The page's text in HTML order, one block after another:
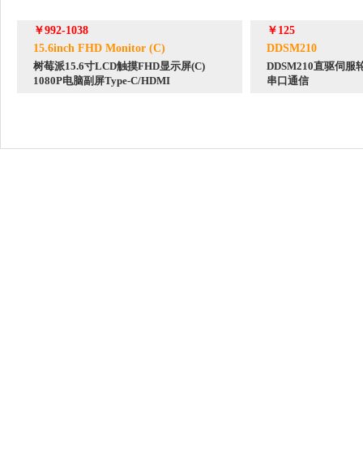
￥992-1038
15.6inch FHD Monitor (C)
树莓派15.6寸LCD触摸FHD显示屏(C)
1080P电脑副屏Type-C/HDMI
￥125
DDSM210
DDSM210直驱伺服
串口通信